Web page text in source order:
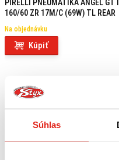
Súhlas
PIRELLI PNEUMATIKA ANGEL GT II
160/60 ZR 17M/C (69W) TL REAR
Na objednávku
Kúpiť